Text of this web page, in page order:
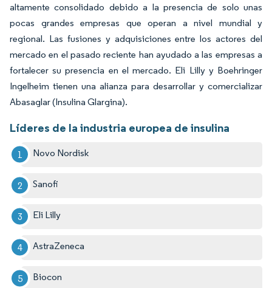
altamente consolidado debido a la presencia de solo unas
pocas grandes empresas que operan a nivel mundial y
regional. Las fusiones y adquisiciones entre los actores del
mercado en el pasado reciente han ayudado a las empresas a
fortalecer su presencia en el mercado. Eli Lilly y Boehringer
Ingelheim tienen una alianza para desarrollar y comercializar
Abasaglar (Insulina Glargina).
Líderes de la industria europea de insulina
Novo Nordisk
Sanofi
Eli Lilly
AstraZeneca
Biocon